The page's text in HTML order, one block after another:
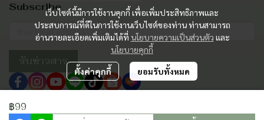
฿99
เว็บไซต์นี้มีการใช้งานคุกกี้ เพื่อเพิ่มประสิทธิภาพและ
ประสบการณ์ที่ดีในการใช้งานเว็บไซต์ของท่าน ท่านสามารถ
อ่านรายละเอียดเพิ่มเติมได้ที่ นโยบายความเป็นส่วนตัว และ
นโยบายคุกกี้
ตั้งค่าคุกกี้ ยอมรับทั้งหมด
Subscribe
รับข่าวสาร